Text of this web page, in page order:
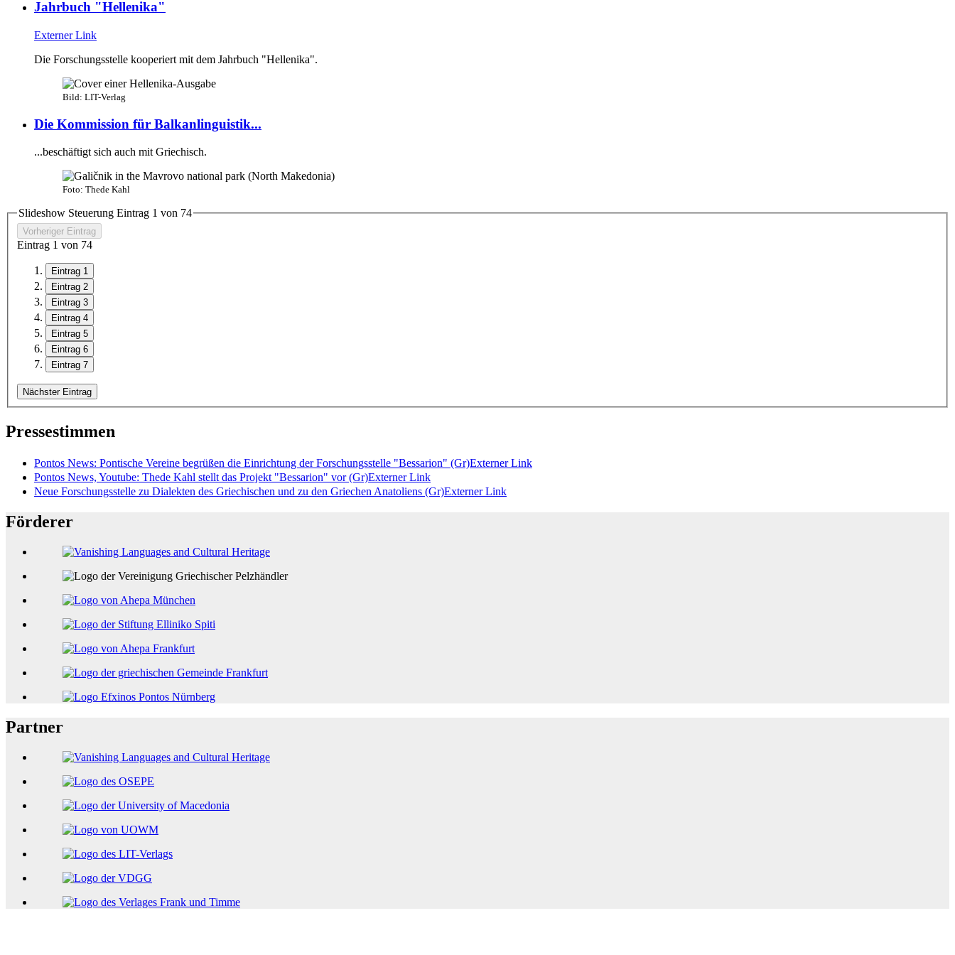
Jahrbuch "Hellenika"
Externer Link
Die Forschungsstelle kooperiert mit dem Jahrbuch "Hellenika".
Bild: LIT-Verlag
Die Kommission für Balkanlinguistik...
...beschäftigt sich auch mit Griechisch.
Foto: Thede Kahl
Slideshow Steuerung Eintrag 1 von 74
Vorheriger Eintrag
Eintrag 1 von 74
Eintrag 1
Eintrag 2
Eintrag 3
Eintrag 4
Eintrag 5
Eintrag 6
Eintrag 7
Nächster Eintrag
Pressestimmen
Pontos News: Pontische Vereine begrüßen die Einrichtung der Forschungsstelle "Bessarion" (Gr)Externer Link
Pontos News, Youtube: Thede Kahl stellt das Projekt "Bessarion" vor (Gr)Externer Link
Neue Forschungsstelle zu Dialekten des Griechischen und zu den Griechen Anatoliens (Gr)Externer Link
Förderer
Partner